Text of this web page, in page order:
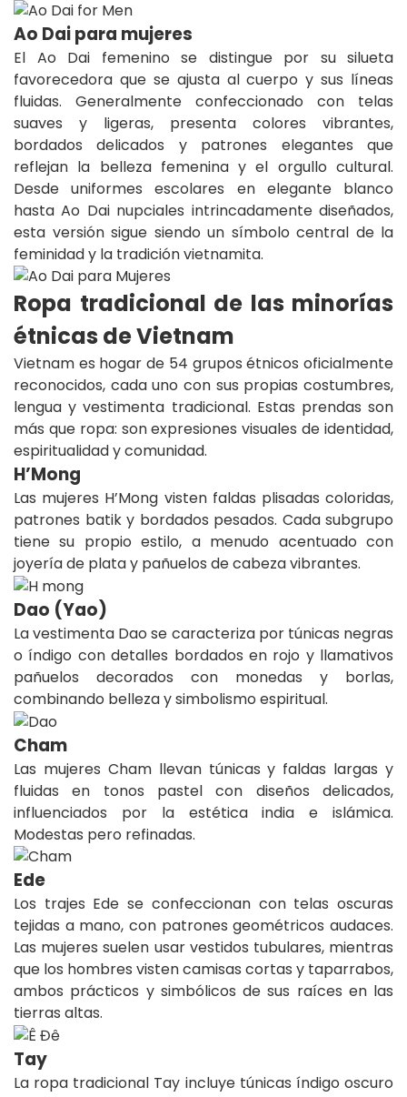
Ao Dai para mujeres
El Ao Dai femenino se distingue por su silueta
favorecedora que se ajusta al cuerpo y sus líneas
fluidas. Generalmente confeccionado con telas
suaves y ligeras, presenta colores vibrantes,
bordados delicados y patrones elegantes que
reflejan la belleza femenina y el orgullo cultural.
Desde uniformes escolares en elegante blanco
hasta Ao Dai nupciales intrincadamente diseñados,
esta versión sigue siendo un símbolo central de la
feminidad y la tradición vietnamita.
Ropa tradicional de las minorías
étnicas de Vietnam
Vietnam es hogar de 54 grupos étnicos oficialmente
reconocidos, cada uno con sus propias costumbres,
lengua y vestimenta tradicional. Estas prendas son
más que ropa: son expresiones visuales de identidad,
espiritualidad y comunidad.
H’Mong
Las mujeres H’Mong visten faldas plisadas coloridas,
patrones batik y bordados pesados. Cada subgrupo
tiene su propio estilo, a menudo acentuado con
joyería de plata y pañuelos de cabeza vibrantes.
Dao (Yao)
La vestimenta Dao se caracteriza por túnicas negras
o índigo con detalles bordados en rojo y llamativos
pañuelos decorados con monedas y borlas,
combinando belleza y simbolismo espiritual.
Cham
Las mujeres Cham llevan túnicas y faldas largas y
fluidas en tonos pastel con diseños delicados,
influenciados por la estética india e islámica.
Modestas pero refinadas.
Ede
Los trajes Ede se confeccionan con telas oscuras
tejidas a mano, con patrones geométricos audaces.
Las mujeres suelen usar vestidos tubulares, mientras
que los hombres visten camisas cortas y taparrabos,
ambos prácticos y simbólicos de sus raíces en las
tierras altas.
Tay
La ropa tradicional Tay incluye túnicas índigo oscuro